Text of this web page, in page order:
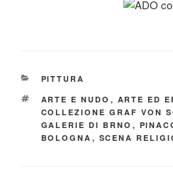
CATEGORIE
PITTURA
TAG
ARTE E NUDO , ARTE ED
COLLEZIONE GRAF VON
GALERIE DI BRNO ,
BOLOGNA , SCENA